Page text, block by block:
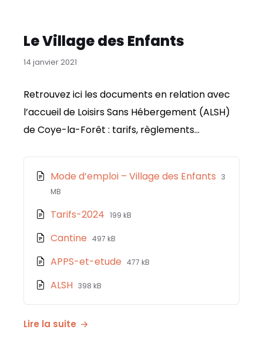
Le Village des Enfants
14 janvier 2021
Retrouvez ici les documents en relation avec
l’accueil de Loisirs Sans Hébergement (ALSH)
de Coye-la-Forêt : tarifs, règlements…
jointeMode d’emploi – Village des Enfants File
File
3
MB
Tarifs-2024 File
pdf
File
199 kB
Cantine File
pdf
File
497 kB
APPS-et-etude File
File
477 kB
ALSH File
File
398 kB
Lire la suite